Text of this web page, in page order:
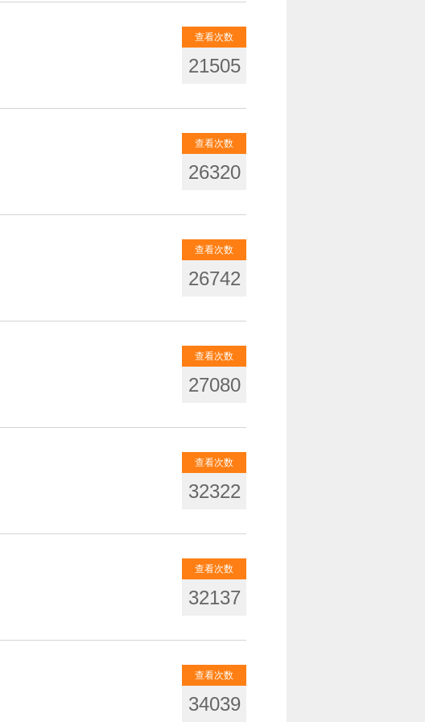
查看次数
21505
查看次数
26320
查看次数
26742
查看次数
27080
查看次数
32322
查看次数
32137
查看次数
34039